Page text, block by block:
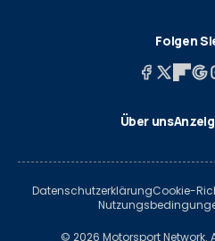
Folgen
Über uns
DatenschutzerklärungCookie-
© 2026 Motorsport Network.